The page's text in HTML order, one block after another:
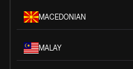
MACEDONIAN
MALAY